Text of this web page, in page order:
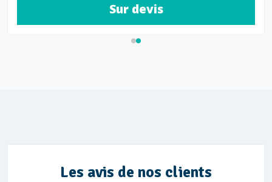
Sur devis
Les avis de nos clients